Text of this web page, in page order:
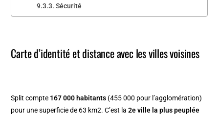
Sécurité
Carte d’identité et distance avec les villes voisines
Split compte 167 000 habitants (455 000 pour l’agglomération)
pour une superficie de 63 km2. C’est la2e ville la plus peuplée